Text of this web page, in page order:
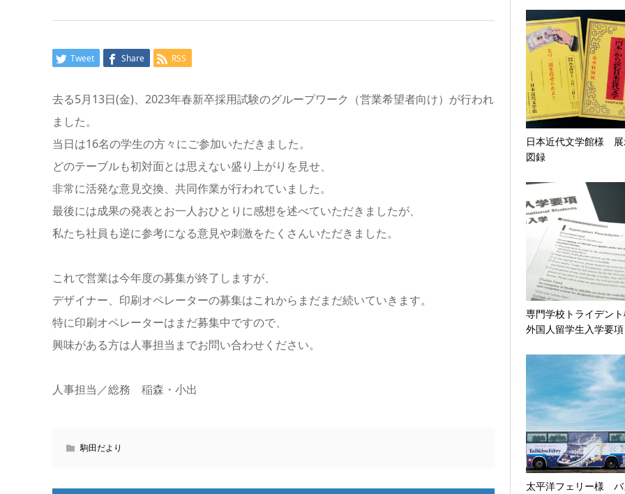
Tweet Share RSS
去る5月13日(金)、2023年春新卒採用試験のグループワーク（営業希望者向け）が行われ
ました。
当日は16名の学生の方々にご参加いただきました。
どのテーブルも初対面とは思えない盛り上がりを見せ、
非常に活発な意見交換、共同作業が行われていました。
最後には成果の発表とお一人おひとりに感想を述べていただきましたが、
私たち社員も逆に参考になる意見や刺激をたくさんいただきました。
これで営業は今年度の募集が終了しますが、
デザイナー、印刷オペレーターの募集はこれからまだまだ続いていきます。
特に印刷オペレーターはまだ募集中ですので、
興味がある方は人事担当までお問い合わせください。
人事担当／総務 稲森・小出
駒田だより
日本近代文学館様
図録
専門学校トライデン
外国人留学生入学要項
太平洋フェリー様